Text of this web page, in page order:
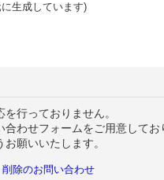
生成しています)
行っておりません。
合わせフォームをご用意して
願いいたします。
除のお問い合わせ